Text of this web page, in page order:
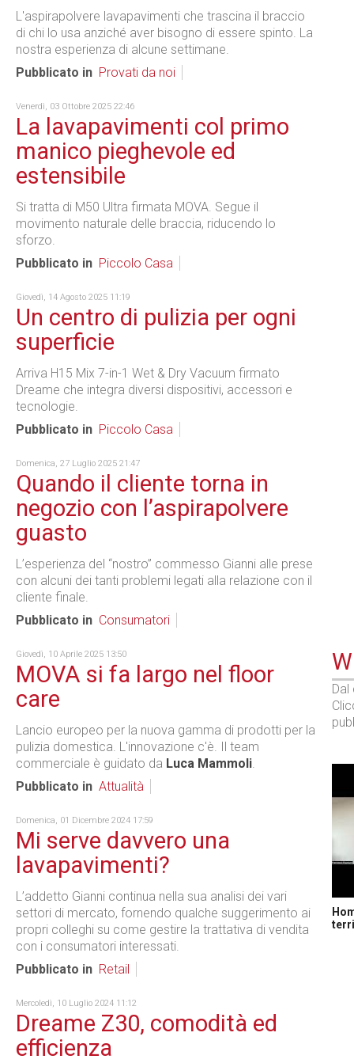
L'aspirapolvere lavapavimenti che trascina il braccio
di chi lo usa anziché aver bisogno di essere spinto. La
nostra esperienza di alcune settimane.
Pubblicato in Provati da noi
Venerdì, 03 Ottobre 2025 22:46
La lavapavimenti col primo
manico pieghevole ed
estensibile
Si tratta di M50 Ultra firmata MOVA. Segue il
movimento naturale delle braccia, riducendo lo
sforzo.
Pubblicato in Piccolo Casa
Giovedì, 14 Agosto 2025 11:19
Un centro di pulizia per ogni
superficie
Arriva H15 Mix 7-in-1 Wet & Dry Vacuum firmato
Dreame che integra diversi dispositivi, accessori e
tecnologie.
Pubblicato in Piccolo Casa
Domenica, 27 Luglio 2025 21:47
Quando il cliente torna in
negozio con l’aspirapolvere
guasto
L’esperienza del “nostro” commesso Gianni alle prese
con alcuni dei tanti problemi legati alla relazione con il
cliente finale.
Pubblicato in Consumatori
Giovedì, 10 Aprile 2025 13:50
MOVA si fa largo nel floor
care
Lancio europeo per la nuova gamma di prodotti per la
pulizia domestica. L'innovazione c'è. Il team
commerciale è guidato da Luca Mammoli.
Pubblicato in Attualità
Domenica, 01 Dicembre 2024 17:59
Mi serve davvero una
lavapavimenti?
L’addetto Gianni continua nella sua analisi dei vari
settori di mercato, fornendo qualche suggerimento ai
propri colleghi su come gestire la trattativa di vendita
con i consumatori interessati.
Pubblicato in Retail
Mercoledì, 10 Luglio 2024 11:12
Dreame Z30, comodità ed
efficienza